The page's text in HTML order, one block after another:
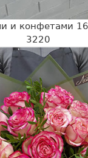
и конфетами
3220